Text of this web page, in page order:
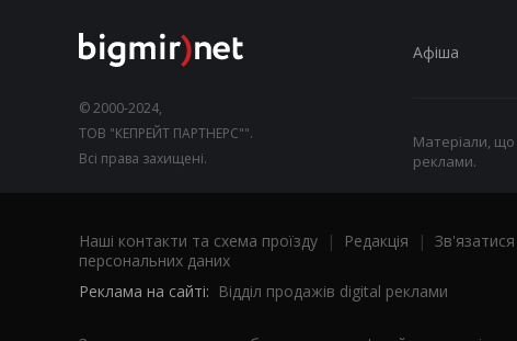
© 2000-2024,
ТОВ "КЕПРЕЙТ ПАРТНЕРС"".
Всі права захищені.
Афіша
Матеріали,
реклами.
Наші контакти та схема проїзду | Редакція |
персональних даних
Реклама на сайті: Відділ продажів digital реклами